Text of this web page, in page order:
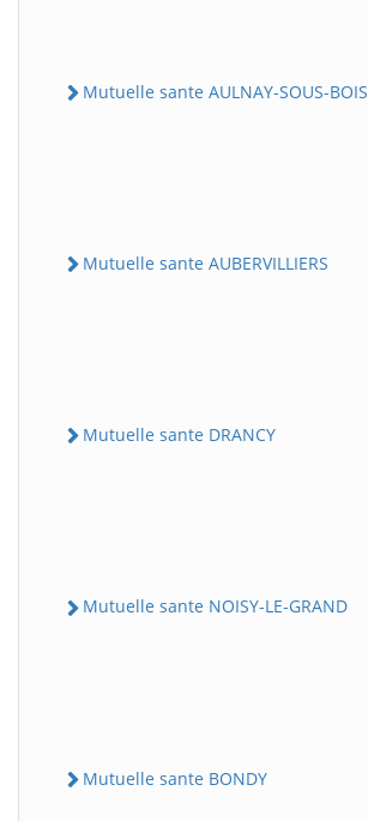
Mutuelle sante AULNAY-SOUS-BOIS
Mutuelle sante AUBERVILLIERS
Mutuelle sante DRANCY
Mutuelle sante NOISY-LE-GRAND
Mutuelle sante BONDY